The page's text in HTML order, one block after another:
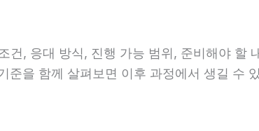
건, 응대 방식, 진행 가능 범위, 준비해야
을 함께 살펴보면 이후 과정에서 생길 수